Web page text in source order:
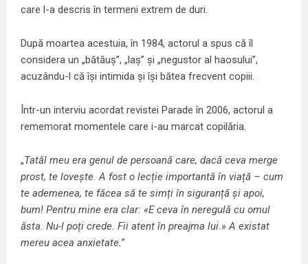
care l-a descris în termeni extrem de duri.
După moartea acestuia, în 1984, actorul a spus că îl
considera un „bătăuș”, „laș” și „negustor al haosului”,
acuzându-l că își intimida și își bătea frecvent copiii.
Într-un interviu acordat revistei Parade în 2006, actorul a
rememorat momentele care i-au marcat copilăria.
„Tatăl meu era genul de persoană care, dacă ceva merge
prost, te lovește. A fost o lecție importantă în viață – cum
te ademenea, te făcea să te simți în siguranță și apoi,
bum! Pentru mine era clar: «E ceva în neregulă cu omul
ăsta. Nu-l poți crede. Fii atent în preajma lui.» A existat
mereu acea anxietate.”